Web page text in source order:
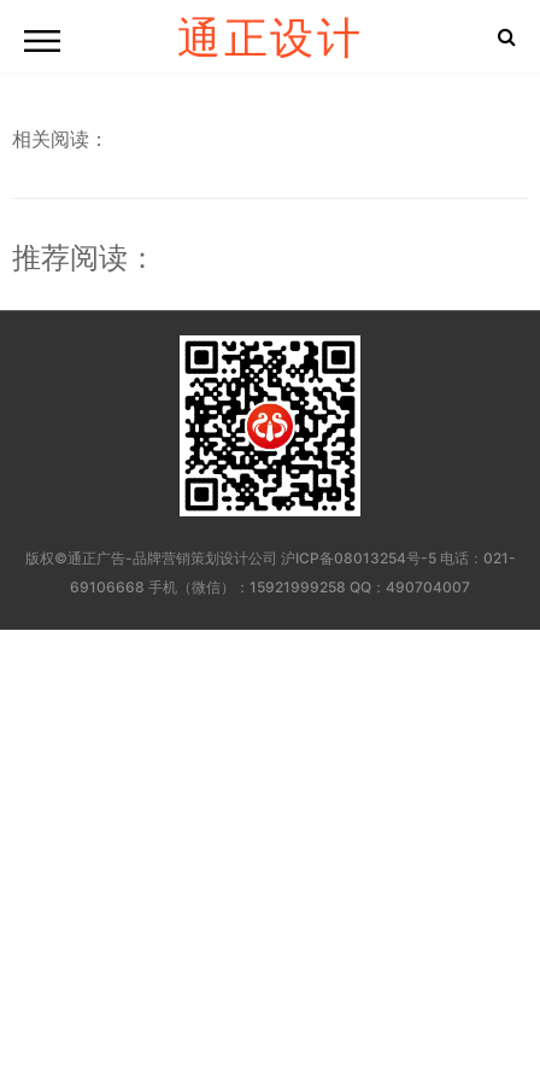
通正设计
相关阅读：
推荐阅读：
版权©通正广告-品牌营销策划设计公司 沪ICP备08013254号-5电话：021-
69106668 手机（微信）：15921999258 QQ：490704007